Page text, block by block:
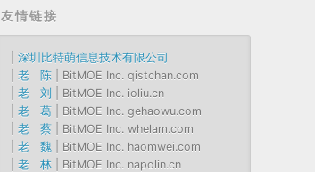
友情链接
|深圳比特萌信息技术有限公司
|老 陈 | BitMOE Inc. qistchan.com
|老 刘
| BitMOE Inc. ioliu.cn
|老 葛 | BitMOE Inc. gehaowu.com
|老 蔡 | BitMOE Inc. whelam.com
|老 魏 | BitMOE Inc. haomwei.com
|老 林 | BitMOE Inc. napolin.cn